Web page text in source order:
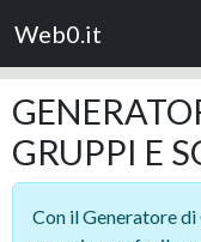
Web0.it
GRUPPI E
Con il Generatore di